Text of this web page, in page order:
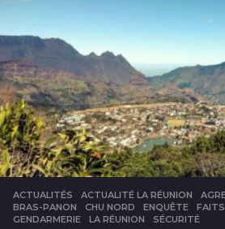
ACTUALITÉS ACTUALITÉ LA RÉUNION ,
BRAS-PANON
,CHU NORD ,ENQUÊTE ,
GENDARMERIE
,LA RÉUNION ,SÉCURITÉ